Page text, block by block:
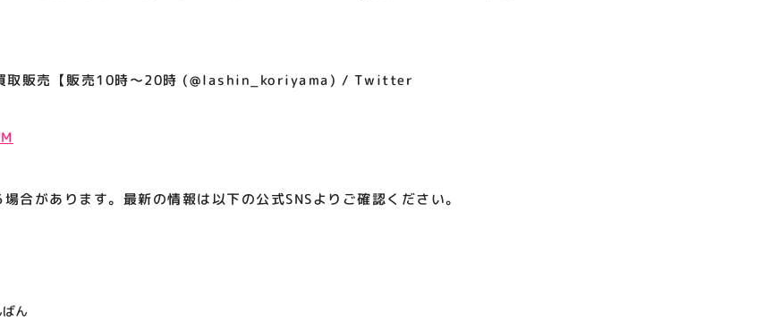
取販売【販売10時～20時 (@lashin_koriyama) / Twitter
合があります。最新の情報は以下の公式SNSよりご確認ください。
ん